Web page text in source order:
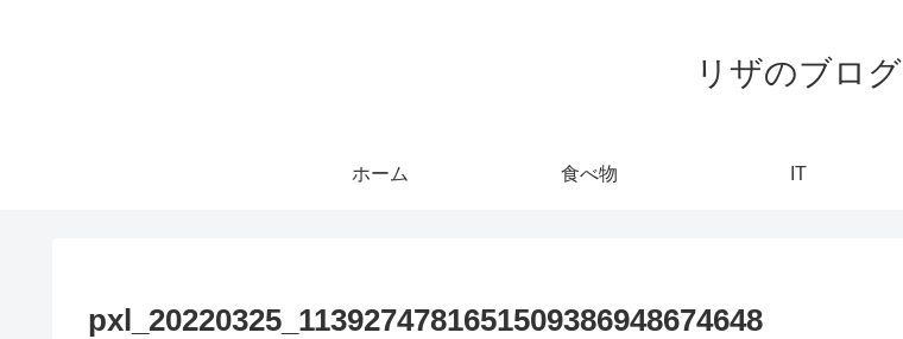
リザのブログ
ホーム 食べ物 IT
pxl_20220325_1139274781651509386948674648